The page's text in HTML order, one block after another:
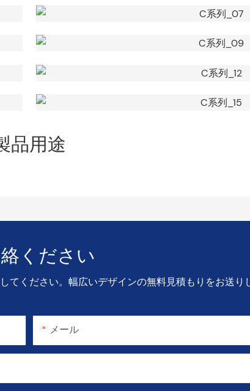
品用途
ください
ください。幅広いデザインの無料見積もりをお送り
メール